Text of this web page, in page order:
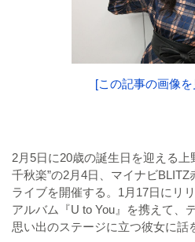
[この記事の画像
2月5日に20歳の誕生日を迎える上
千秋楽”の2月4日、マイナビ
ライブを開催する。1月17日にリ
アルバム『U to You』を携えて、
思い出のステージに立つ彼女に話